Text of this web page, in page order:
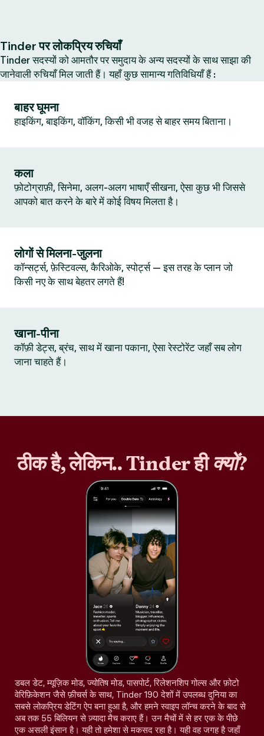
Tinder पर लोकप्रिय रुचियाँ
Tinder सदस्यों को आमतौर पर समुदाय के अन्य सदस्यों के साथ साझा की
जानेवाली रुचियाँ मिल जाती हैं। यहाँ कुछ सामान्य गतिविधियाँ हैं :
बाहर घूमना
हाइकिंग, बाइकिंग, वॉकिंग, किसी भी वजह से बाहर समय बिताना।
कला
फ़ोटोग्राफ़ी, सिनेमा, अलग-अलग भाषाएँ सीखना, ऐसा कुछ भी जिससे
आपको बात करने के बारे में कोई विषय मिलता है।
लोगों से मिलना-जुलना
कॉन्सर्ट्स, फ़ेस्टिवल्स, कैरिओके, स्पोर्ट्स — इस तरह के प्लान जो
किसी नए के साथ बेहतर लगते हैं!
खाना-पीना
कॉफ़ी डेट्स, ब्रंच, साथ में खाना पकाना, ऐसा रेस्टोरेंट जहाँ सब लोग
जाना चाहते हैं।
ठीक है, लेकिन.. Tinder हीक्यों?
डबल डेट, म्यूज़िक मोड, ज्योतिष मोड, पासपोर्ट, रिलेशनशिप गोल्स और फ़ोटो
वेरिफ़िकेशन जैसे फ़ीचर्स के साथ, Tinder 190 देशों में उपलब्ध दुनिया का
सबसे लोकप्रिय डेटिंग ऐप बना हुआ है, और हमने स्वाइप लॉन्च करने के बाद से
अब तक 55 बिलियन से ज़्यादा मैच कराए हैं। उन मैचों में से हर एक के पीछे
एक असली इंसान है। यही तो हमेशा से मकसद रहा है। यही वह जगह है जहाँ